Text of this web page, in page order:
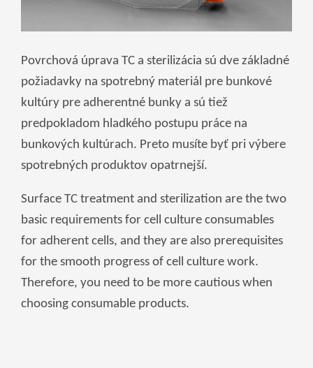
Povrchová úprava TC a sterilizácia sú dve základné
požiadavky na spotrebný materiál pre bunkové
kultúry pre adherentné bunky a sú tiež
predpokladom hladkého postupu práce na
bunkových kultúrach. Preto musíte byť pri výbere
spotrebných produktov opatrnejší.
Surface TC treatment and sterilization are the two
basic requirements for cell culture consumables
for adherent cells, and they are also prerequisites
for the smooth progress of cell culture work.
Therefore, you need to be more cautious when
choosing consumable products.